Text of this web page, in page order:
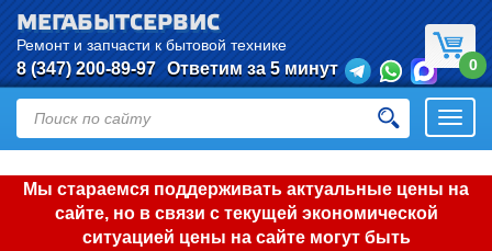
Мы стараемся поддерживать актуальные цены на
сайте, но в связи с текущей экономической
ситуацией цены на сайте могут быть
МЕГАБЫТСЕРВИС
Ремонт и запчасти к бытовой технике
8 (347) 200-89-97 Ответим за 5 минут 0